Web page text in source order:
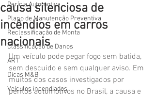
Perícia Automotiva
Plano de Manutenção Preventiva
Reclassificação de Monta
Classificação de Danos
ART
Dicas M&B
Veículos incendiados
causa silenciosa de
incêndios em carros
nacionais
Um veículo pode pegar fogo sem batida,
sem descuido e sem qualquer aviso. Em
muitos dos casos investigados por
peritos automotivos no Brasil, a causa e